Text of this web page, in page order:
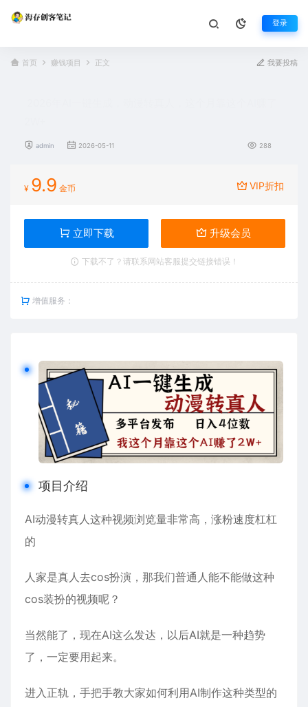
登录
首页 赚钱项目 正文 我要投稿
admin 2026-05-11 288
¥ 9.9 金币 VIP折扣
立即下载 升级会员
下载不了？请联系网站客服提交链接错误！
增值服务：
项目介绍
AI动漫转真人这种视频浏览量非常高，涨粉速度杠杠
的
人家是真人去cos扮演，那我们普通人能不能做这种
cos装扮的视频呢？
当然能了，现在AI这么发达，以后AI就是一种趋势
了，一定要用起来。
进入正轨，手把手教大家如何利用AI制作这种类型的